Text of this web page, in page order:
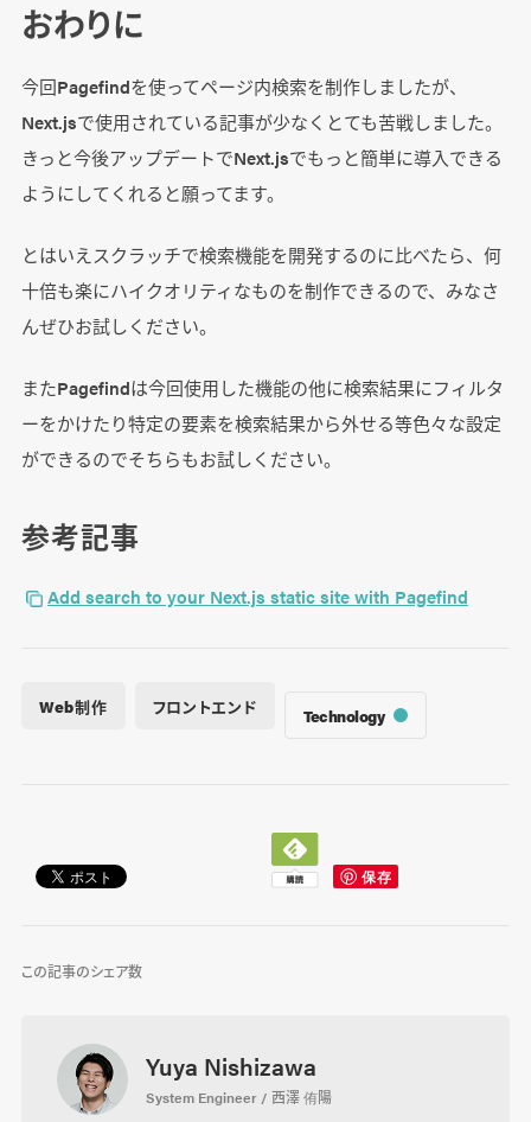
おわりに
今回Pagefindを使ってページ内検索を制作しましたが、
Next.jsで使用されている記事が少なくとても苦戦しました。
きっと今後アップデートでNext.jsでもっと簡単に導入できる
ようにしてくれると願ってます。
とはいえスクラッチで検索機能を開発するのに比べたら、何
十倍も楽にハイクオリティなものを制作できるので、みなさ
んぜひお試しください。
またPagefindは今回使用した機能の他に検索結果にフィルタ
ーをかけたり特定の要素を検索結果から外せる等色々な設定
ができるのでそちらもお試しください。
参考記事
Add search to your Next.js static site with Pagefind
Web制作 フロントエンド Technology
この記事のシェア数
Yuya Nishizawa
System Engineer / 西澤 侑陽